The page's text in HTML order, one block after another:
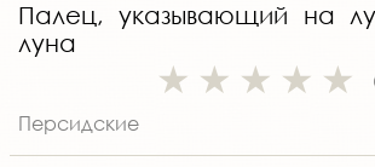
Палец, указывающий на
луна
Персидские